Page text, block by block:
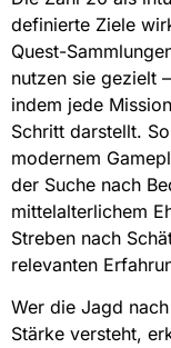
definierte Ziele
Quest-
nutzen sie gezielt
indem jede
Schritt darstellt.
modernem
der Suche nach
mittelalterlichem
Streben nach
relevanten
Wer die Jagd
Stärke versteht,